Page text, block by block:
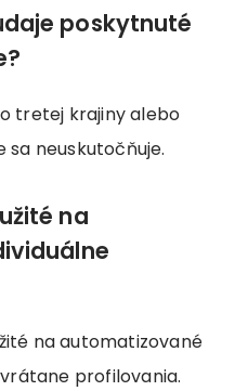
poskytnuté
tretej krajiny alebo
sa neuskutočňuje.
na
na automatizované
profilovania.